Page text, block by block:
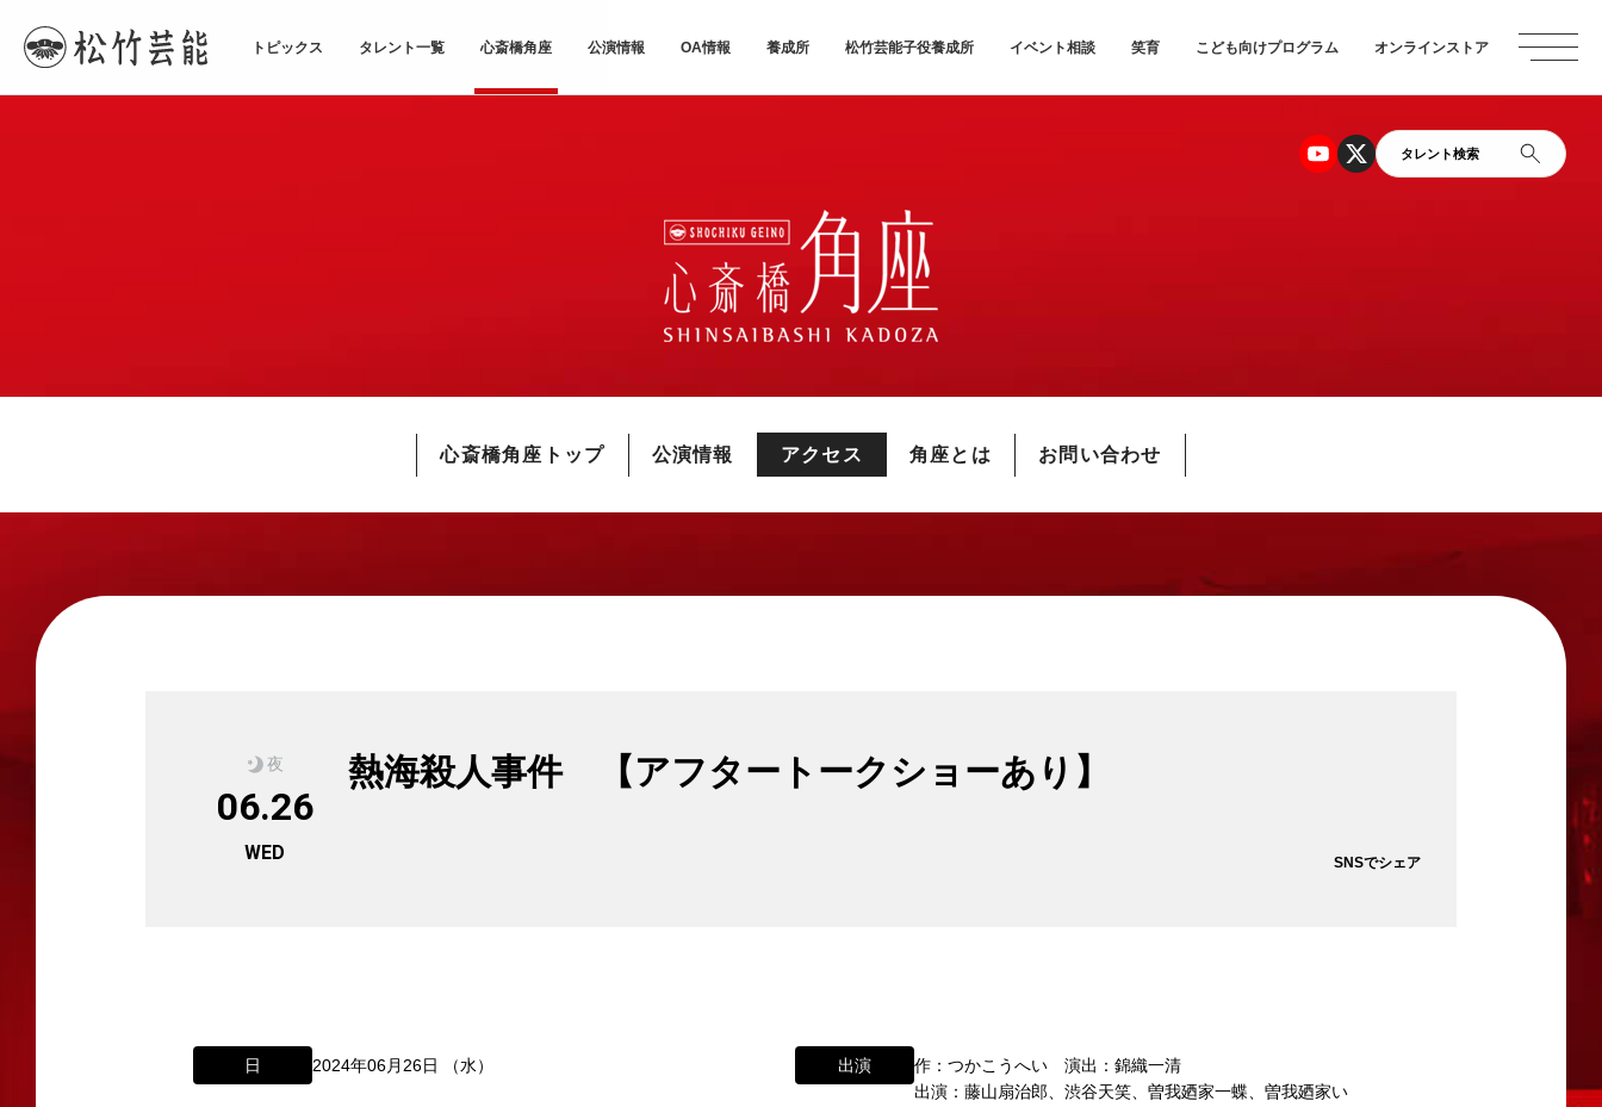
トピックス タレント一覧 心斎橋角座 公演情報 OA情報 養成所 松竹芸能子役養成所 イベント相談 笑育 こども向けプログラム オンラインストア
タレント検索
心斎橋角座トップ 公演情報 アクセス 角座とは お問い合わせ
夜
06.26
WED
熱海殺人事件 【アフタートークショーあり】
SNSでシェア
日 2024年06月26日 （水） 出演
作：つかこうへい 演出：錦織一清
出演：藤山扇治郎、渋谷天笑、曽我廼家一蝶、曽我廼家い
所属オーディションに関するお問い合わせ